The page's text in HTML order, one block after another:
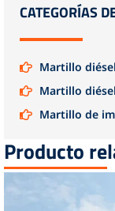
CATEGORÍAS
Martillo
Martillo
Martillo de
Producto